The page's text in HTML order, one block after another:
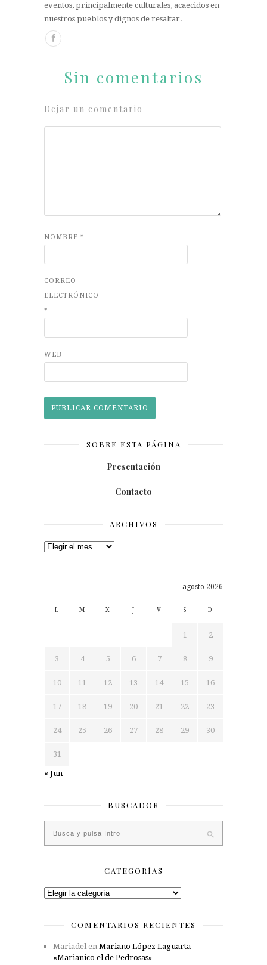
eventos, principalmente culturales, acaecidos en
nuestros pueblos y dignos de resaltar.
Sin comentarios
Dejar un comentario
NOMBRE *
CORREO
ELECTRÓNICO
*
WEB
SOBRE ESTA PÁGINA
Presentación
Contacto
ARCHIVOS
Archivos
agosto 2026
L M X V S D
1 2
3 4 5 6 7 8 9
10 11 12 13 14 15 16
17 18 19 20 21 22 23
24 25 26 27 28 29 30
31
« Jun
BUSCADOR
CATEGORÍAS
Categorías
COMENTARIOS RECIENTES
Mariadelen Mariano López Laguarta
«Marianico el de Pedrosas»